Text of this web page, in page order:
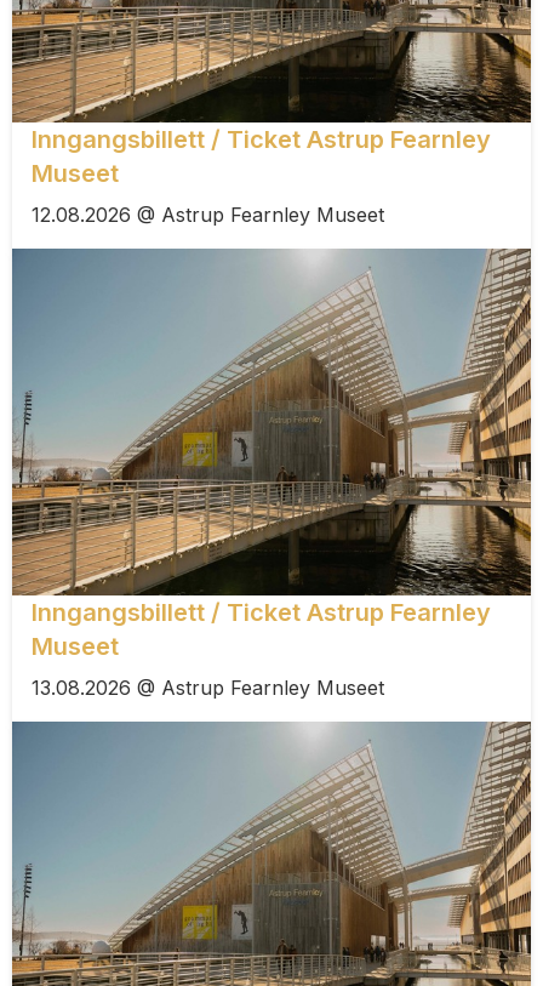
Inngangsbillett / Ticket Astrup Fearnley
Museet
12.08.2026 @ Astrup Fearnley Museet
Inngangsbillett / Ticket Astrup Fearnley
Museet
13.08.2026 @ Astrup Fearnley Museet